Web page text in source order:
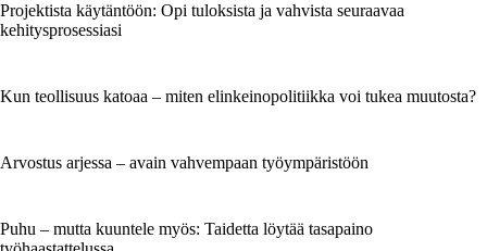
Projektista käytäntöön: Opi tuloksista ja vahvista seuraavaa
kehitysprosessiasi
Kun teollisuus katoaa – miten elinkeinopolitiikka voi tukea muutosta?
Arvostus arjessa – avain vahvempaan työympäristöön
Puhu – mutta kuuntele myös: Taidetta löytää tasapaino